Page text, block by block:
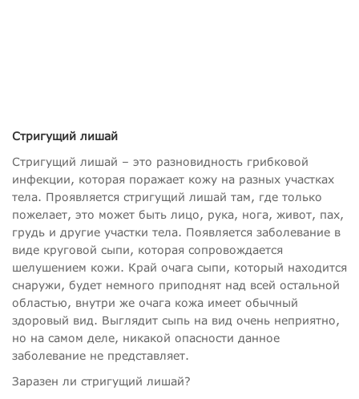
Стригущий лишай
Стригущий лишай – это разновидность грибковой
инфекции, которая поражает кожу на разных участках
тела. Проявляется стригущий лишай там, где только
пожелает, это может быть лицо, рука, нога, живот, пах,
грудь и другие участки тела. Появляется заболевание в
виде круговой сыпи, которая сопровождается
шелушением кожи. Край очага сыпи, который находится
снаружи, будет немного приподнят над всей остальной
областью, внутри же очага кожа имеет обычный
здоровый вид. Выглядит сыпь на вид очень неприятно,
но на самом деле, никакой опасности данное
заболевание не представляет.
Заразен ли стригущий лишай?